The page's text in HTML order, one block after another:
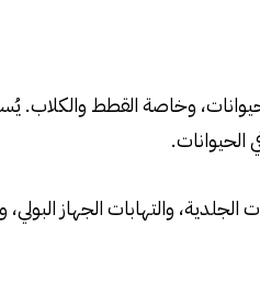
وخاصة القطط
والتهابات الجهاز البولي،